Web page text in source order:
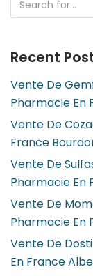
Recent
Vente De
Pharmacie En
Vente De
France
Vente De
Pharmacie En
Vente De
Pharmacie En
Vente De
En France